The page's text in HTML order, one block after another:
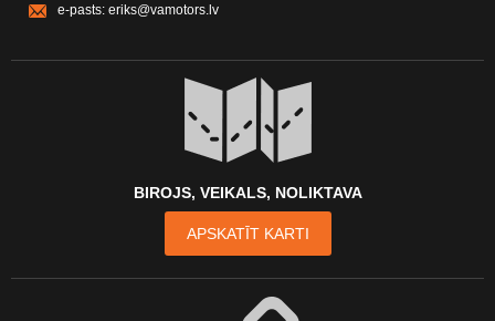
e-pasts: eriks@vamotors.lv
BIROJS, VEIKALS, NOLIKTAVA
APSKATĪT KARTI